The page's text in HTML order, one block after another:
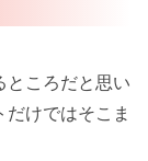
ところだと思い
けではそこま